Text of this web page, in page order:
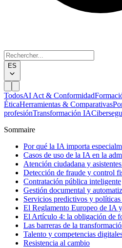
ES
TodosAI Act & Conformidad
ÉticaHerramientas & Comparativas
profesiónTransformación IA
Sommaire
Por qué la IA importa
Casos de uso de la IA en la
Atención ciudadana y
Detección de fraude y control
Contratación pública inteligente
Gestión documental y
Servicios predictivos y políticas
El Reglamento Europeo de IA
El Artículo 4: la obligación de
Las barreras de la
Talento y competencias
Resistencia al cambio